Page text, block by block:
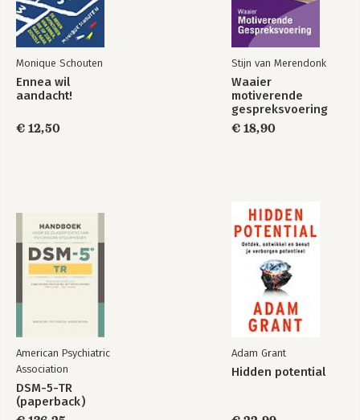
Monique Schouten
Ennea wil
aandacht!
€ 12,50
Stijn van Merendonk
Waaier
motiverende
gespreksvoering
€ 18,90
American Psychiatric
Association
DSM-5-TR
(paperback)
Adam Grant
Hidden potential